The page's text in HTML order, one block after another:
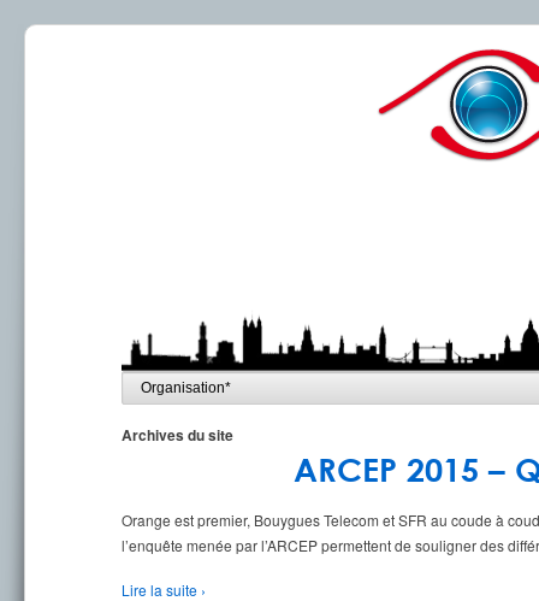
Archives du site
ARCEP 2015 –
Orange est premier, Bouygues Telecom et SFR au coude à
l’enquête menée par l’ARCEP permettent de souligner des
Lire la suite ›